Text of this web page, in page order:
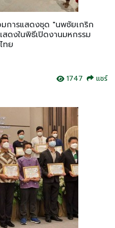
การแสดงชุด "นพชัยเกริก
ดงในพิธีเปิดงานมหกรรม
ทย
1747
แชร์